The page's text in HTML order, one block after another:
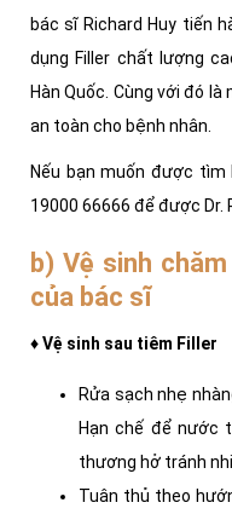
bác sĩ Richard Huy tiến
dụng Filler chất lượng
Hàn Quốc. Cùng với đó
an toàn cho bệnh nhân.
Nếu bạn muốn được tìm
19000 66666 để được Dr.
b) Vệ sinh
của bác sĩ
♦ Vệ sinh sau tiêm Filler
Rửa sạch nhẹ
Hạn chế để nước
thương hở tránh
Tuân thủ theo